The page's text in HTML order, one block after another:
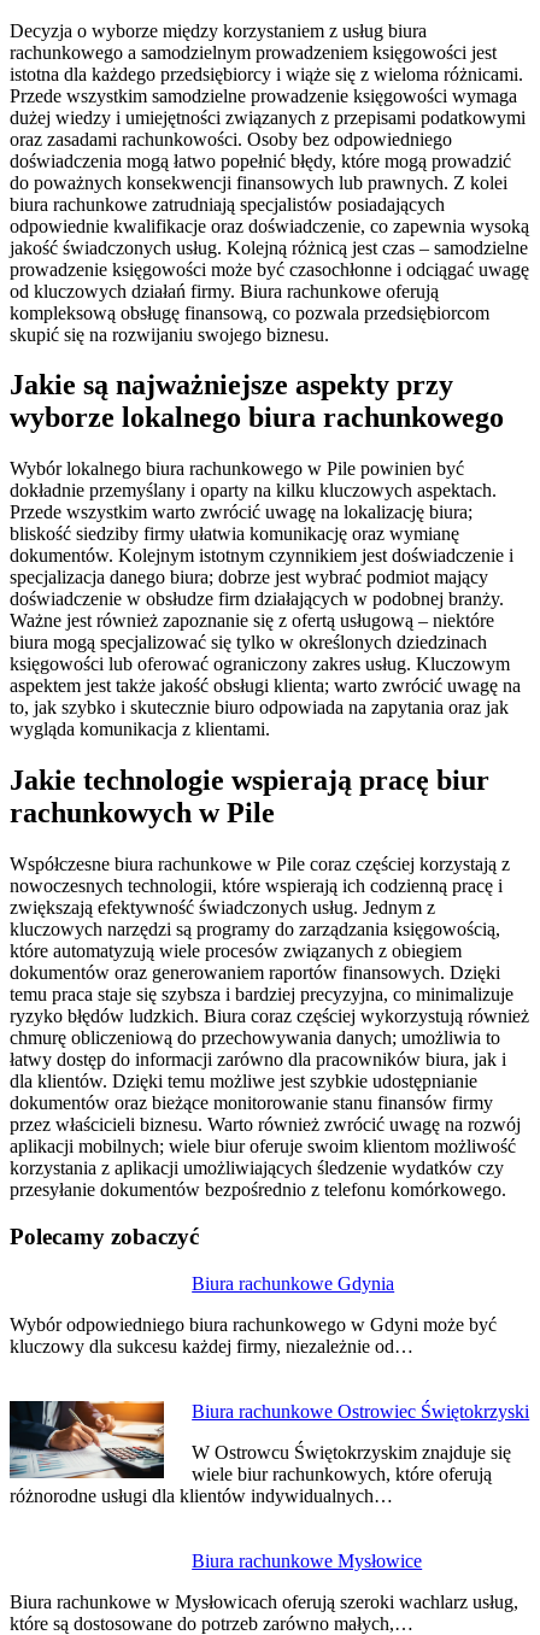
Decyzja o wyborze między korzystaniem z usług biura
rachunkowego a samodzielnym prowadzeniem księgowości jest
istotna dla każdego przedsiębiorcy i wiąże się z wieloma różnicami.
Przede wszystkim samodzielne prowadzenie księgowości wymaga
dużej wiedzy i umiejętności związanych z przepisami podatkowymi
oraz zasadami rachunkowości. Osoby bez odpowiedniego
doświadczenia mogą łatwo popełnić błędy, które mogą prowadzić
do poważnych konsekwencji finansowych lub prawnych. Z kolei
biura rachunkowe zatrudniają specjalistów posiadających
odpowiednie kwalifikacje oraz doświadczenie, co zapewnia wysoką
jakość świadczonych usług. Kolejną różnicą jest czas – samodzielne
prowadzenie księgowości może być czasochłonne i odciągać uwagę
od kluczowych działań firmy. Biura rachunkowe oferują
kompleksową obsługę finansową, co pozwala przedsiębiorcom
skupić się na rozwijaniu swojego biznesu.
Jakie są najważniejsze aspekty przy
wyborze lokalnego biura rachunkowego
Wybór lokalnego biura rachunkowego w Pile powinien być
dokładnie przemyślany i oparty na kilku kluczowych aspektach.
Przede wszystkim warto zwrócić uwagę na lokalizację biura;
bliskość siedziby firmy ułatwia komunikację oraz wymianę
dokumentów. Kolejnym istotnym czynnikiem jest doświadczenie i
specjalizacja danego biura; dobrze jest wybrać podmiot mający
doświadczenie w obsłudze firm działających w podobnej branży.
Ważne jest również zapoznanie się z ofertą usługową – niektóre
biura mogą specjalizować się tylko w określonych dziedzinach
księgowości lub oferować ograniczony zakres usług. Kluczowym
aspektem jest także jakość obsługi klienta; warto zwrócić uwagę na
to, jak szybko i skutecznie biuro odpowiada na zapytania oraz jak
wygląda komunikacja z klientami.
Jakie technologie wspierają pracę biur
rachunkowych w Pile
Współczesne biura rachunkowe w Pile coraz częściej korzystają z
nowoczesnych technologii, które wspierają ich codzienną pracę i
zwiększają efektywność świadczonych usług. Jednym z
kluczowych narzędzi są programy do zarządzania księgowością,
które automatyzują wiele procesów związanych z obiegiem
dokumentów oraz generowaniem raportów finansowych. Dzięki
temu praca staje się szybsza i bardziej precyzyjna, co minimalizuje
ryzyko błędów ludzkich. Biura coraz częściej wykorzystują również
chmurę obliczeniową do przechowywania danych; umożliwia to
łatwy dostęp do informacji zarówno dla pracowników biura, jak i
dla klientów. Dzięki temu możliwe jest szybkie udostępnianie
dokumentów oraz bieżące monitorowanie stanu finansów firmy
przez właścicieli biznesu. Warto również zwrócić uwagę na rozwój
aplikacji mobilnych; wiele biur oferuje swoim klientom możliwość
korzystania z aplikacji umożliwiających śledzenie wydatków czy
przesyłanie dokumentów bezpośrednio z telefonu komórkowego.
Polecamy zobaczyć
Biura rachunkowe Gdynia
Wybór odpowiedniego biura rachunkowego w Gdyni może być
kluczowy dla sukcesu każdej firmy, niezależnie od…
Biura rachunkowe Ostrowiec Świętokrzyski
W Ostrowcu Świętokrzyskim znajduje się
wiele biur rachunkowych, które oferują
różnorodne usługi dla klientów indywidualnych…
Biura rachunkowe Mysłowice
Biura rachunkowe w Mysłowicach oferują szeroki wachlarz usług,
które są dostosowane do potrzeb zarówno małych,…
wpisu